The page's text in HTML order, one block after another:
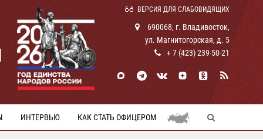
ВЕРСИЯ ДЛЯ СЛАБОВИДЯЩИХ
690068, г. Владивосток,
ул. Магнитогорская, д. 5
+ 7 (423) 239-50-21
ИНТЕРВЬЮ КАК СТАТЬ ОФИЦЕРОМ